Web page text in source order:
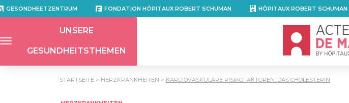
GESONDHEETZENTRUM FONDATION HÔPITAUX ROBERT SCHUMAN HÔPITAUX ROBERT SCHUMAN
UNSERE
GESUNDHEITSTHEMEN
Accueil -
STARTSEITE HERZKRANKHEITEN KARDIOVASKULÄRE RISIKOFAKTOREN: DAS CHOLESTERIN